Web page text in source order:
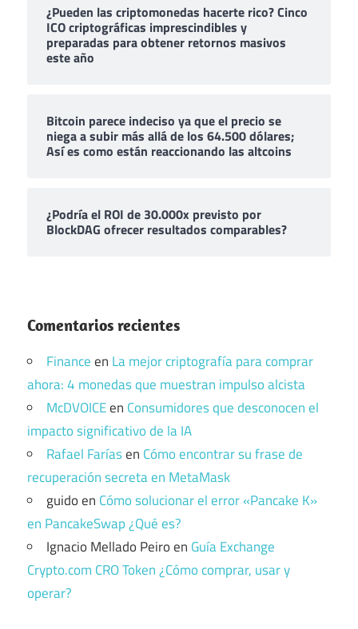
¿Pueden las criptomonedas hacerte rico? Cinco
ICO criptográficas imprescindibles y
preparadas para obtener retornos masivos
este año
Bitcoin parece indeciso ya que el precio se
niega a subir más allá de los 64.500 dólares;
Así es como están reaccionando las altcoins
¿Podría el ROI de 30.000x previsto por
BlockDAG ofrecer resultados comparables?
Comentarios recientes
Financeen La mejor criptografía para comprar
ahora: 4 monedas que muestran impulso alcista
McDVOICEen Consumidores que desconocen el
impacto significativo de la IA
Rafael Faríasen Cómo encontrar su frase de
recuperación secreta en MetaMask
guidoen Cómo solucionar el error «Pancake K»
en PancakeSwap ¿Qué es?
Ignacio Mellado Peiroen Guía Exchange
Crypto.com CRO Token ¿Cómo comprar, usar y
operar?